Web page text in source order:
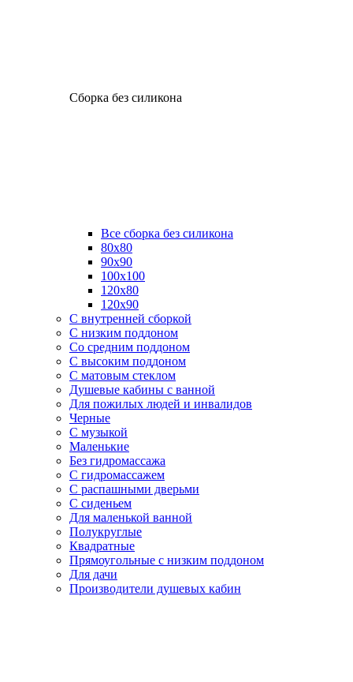
Сборка без силикона
Все сборка без силикона
80х80
90х90
100х100
120х80
120х90
С внутренней сборкой
C низким поддоном
Со средним поддоном
С высоким поддоном
С матовым стеклом
Душевые кабины с ванной
Для пожилых людей и инвалидов
Черные
С музыкой
Маленькие
Без гидромассажа
С гидромассажем
С распашными дверьми
С сиденьем
Для маленькой ванной
Полукруглые
Квадратные
Прямоугольные с низким поддоном
Для дачи
Производители душевых кабин